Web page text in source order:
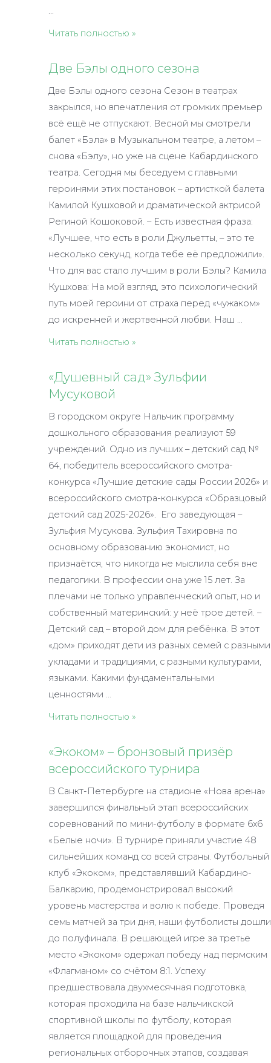
…
Проведены
Читать полностью »
Две Бэлы одного сезона
Две Бэлы одного сезона Сезон в театрах
закрылся, но впечатления от громких премьер
всё ещё не отпускают. Весной мы смотрели
балет «Бэла» в Музыкальном театре, а летом –
снова «Бэлу», но уже на сцене Кабардинского
театра. Сегодня мы беседуем с главными
героинями этих постановок – артисткой балета
Камилой Кушховой и драматической актрисой
Региной Кошоковой. – Есть известная фраза:
«Лучшее, что есть в роли Джульетты, – это те
несколько секунд, когда тебе её предложили».
Что для вас стало лучшим в роли Бэлы? Камила
Кушхова: На мой взгляд, это психологический
путь моей героини от страха перед «чужаком»
до искренней и жертвенной любви. Наш …
Две
одного
сезона
Читать полностью »
«Душевный сад» Зульфии
Мусуковой
В городском округе Нальчик программу
дошкольного образования реализуют 59
учреждений. Одно из лучших – детский сад №
64, победитель всероссийского смотра-
конкурса «Лучшие детские сады России 2026» и
всероссийского смотра-конкурса «Образцовый
детский сад 2025-2026». Его заведующая –
Зульфия Мусукова. Зульфия Тахировна по
основному образованию экономист, но
признаётся, что никогда не мыслила себя вне
педагогики. В профессии она уже 15 лет. За
плечами не только управленческий опыт, но и
собственный материнский: у неё трое детей. –
Детский сад – второй дом для ребёнка. В этот
«дом» приходят дети из разных семей с разными
укладами и традициями, с разными культурами,
языками. Какими фундаментальными
ценностями …
«Душевный
Зульфии
Мусуковой
Читать полностью »
«Экоком» – бронзовый призёр
всероссийского турнира
В Санкт-Петербурге на стадионе «Нова арена»
завершился финальный этап всероссийских
соревнований по мини-футболу в формате 6х6
«Белые ночи». В турнире приняли участие 48
сильнейших команд со всей страны. Футбольный
клуб «Экоком», представлявший Кабардино-
Балкарию, продемонстрировал высокий
уровень мастерства и волю к победе. Проведя
семь матчей за три дня, наши футболисты дошли
до полуфинала. В решающей игре за третье
место «Экоком» одержал победу над пермским
«Флагманом» со счётом 8:1. Успеху
предшествовала двухмесячная подготовка,
которая проходила на базе нальчикской
спортивной школы по футболу, которая
является площадкой для проведения
региональных отборочных этапов, создавая